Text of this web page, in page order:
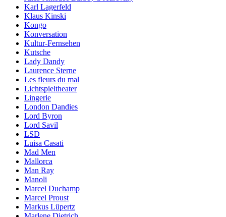
Karl Lagerfeld
Klaus Kinski
Kongo
Konversation
Kultur-Fernsehen
Kutsche
Lady Dandy
Laurence Sterne
Les fleurs du mal
Lichtspieltheater
Lingerie
London Dandies
Lord Byron
Lord Savil
LSD
Luisa Casati
Mad Men
Mallorca
Man Ray
Manoli
Marcel Duchamp
Marcel Proust
Markus Lüpertz